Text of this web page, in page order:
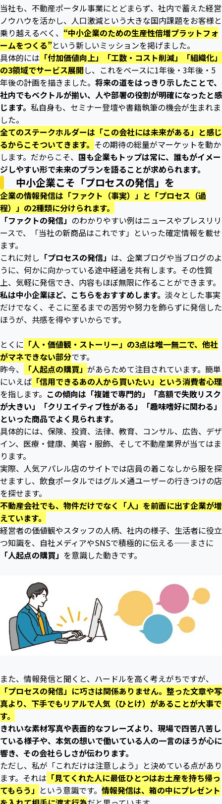
当社も、不動産ポータル事業にとどまらず、社内で蓄えた経営
ノウハウを活かし、人口激減という大きな国内課題をお客様と
乗り越えるべく、 “中小企業のための生産性倍増プラットフォ
ームをつくる”という新しいミッションを掲げました。
具体的には 「付加価値向上」「工数・コスト削減」「組織化」
の3領域でサービス展開し、これをベースに1年後・3年後・5
年後の計画を描きました。 将来の道をはっきり示したことで、
社内でもベクトルが揃い、人や部署の役割が明確になったと感
じます。 私自身も、セミナー登壇や書籍執筆の機会が生まれま
した。
全てのステークホルダーは「この会社には未来がある」と感じ
るからこそついてきます。 その期待の総量がマーケットを動か
します。だからこそ、 国も企業もトップは常に、誰もがイメー
ジしやすい形で未来のプランを語ることが求められます。
中小企業こそ「プロセスの発信」を
企業の情報発信は「ファクト（事実）」と「プロセス（過
程）」の2種類に分けられます。
「ファクトの発信」 のわかりやすい例はニュースやプレスリリ
ースで、「当社の新商品はこれです」といった確定情報を載せ
ます。
これに対し 「プロセスの発信」 は、企業ブログや当ブログのよ
うに、何かに向かっている途中経過を共有します。その性質
上、気軽に発信でき、内容もほぼ無限に作ることができます。
私は中小企業ほど、こちらをおすすめします。 淡々とした事実
だけでなく、そこに至るまでの苦労や努力を飾らずに発信した
ほうが、共感を得やすいからです。
とくに 「人・価値観・ストーリー」の3点は唯一無二で、他社
がマネできない部分です。
昨今、
「人起点の購買」 があらためて注目されています。簡単
にいえば 「信用できるあの人から買いたい」という消費者心理
を指します。 この傾向は「複雑で専門的」「高額で失敗リスク
が大きい」「クリエイティブ性がある」「趣味嗜好に関わる」
といった商品でよく見られます。
具体的には、保険、投資、法律、教育、コンサル、広告、デザ
イン、医療・健康、美容・服飾、そして不動産業界が当てはま
ります。
実際、人気アパレル店のサイトでは店員の着こなしから服を探
せますし、飲食ポータルではグルメ通ユーザーの行きつけの店
を探せます。
不動産会社でも、物件だけでなく「人」を前面に出す企業が増
えています。
経営者の価値観やスタッフの人柄、社内の様子、生活者に役立
つ知識を、自社メディアやSNSで積極的に伝える——まさに
「人起点の購買」 を意識した動きです。
また、情報発信と聞くと、ハードルを高く考えがちですが、
「プロセスの発信」に巧さは関係ありません。整った文章や写
真より、下手でもリアルで人気（ひとけ）があることが大事で
す。
きれいな素材写真や表面的なフレーズより、現場で四苦八苦し
ている様子や、本気の想いで働いている人の一言のほうが心に
響き、その会社らしさが伝わります。
ただし、私が「これだけは注意しよう」と決めている点があり
ます。それは 「見てくれた人に最低ひとつはお土産を持ち帰っ
てもらう」 という意識です。 情報発信は、箱の中にプレゼント